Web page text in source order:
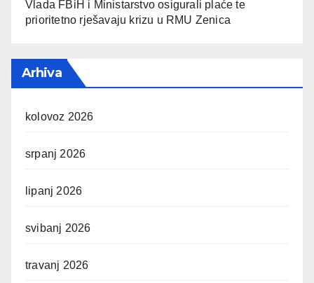
Vlada FBiH i Ministarstvo osigurali plaće te
prioritetno rješavaju krizu u RMU Zenica
Arhiva
kolovoz 2026
srpanj 2026
lipanj 2026
svibanj 2026
travanj 2026